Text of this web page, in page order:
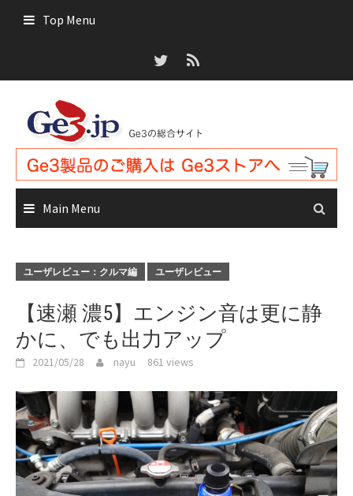
Top Menu
Main Menu
ユーザレビュー：クルマ編 ユーザレビュー
【速瀬 濃5】エンジン音は更に静
かに、でも出力アップ
2021/05/28 nayu 861 views